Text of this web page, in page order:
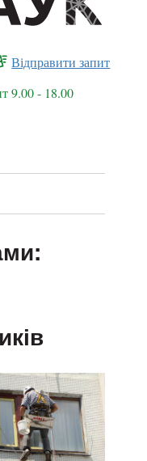
Відправити запит
9.00 - 18.00